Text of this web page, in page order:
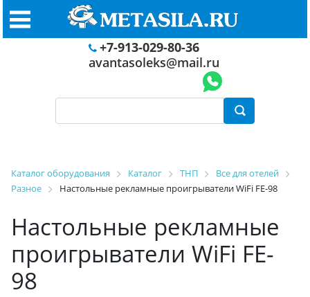
+7-913-029-80-36
avantasoleks@mail.ru
Каталог оборудования Каталог ТНП
Все для отелей
Разное
Настольные рекламные проигрыватели WiFi FE-98
Настольные рекламные
проигрыватели WiFi FE-
98